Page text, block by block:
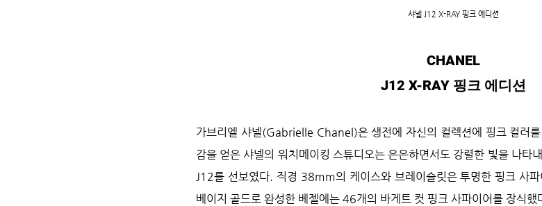
샤넬 J12 X-RAY 핑크 에디션
CHANEL
J12 X-RAY 핑크 에디션
가브리엘 샤넬(Gabrielle Chanel)은 생전에 자신의 컬렉션에 핑크 컬러
감을 얻은 샤넬의 워치메이킹 스튜디오는 은은하면서도 강렬한 빛을 나타
J12를 선보였다. 직경 38mm의 케이스와 브레이슬릿은 투명한 핑크 사
베이지 골드로 완성한 베젤에는 46개의 바게트 컷 핑크 사파이어를 장식했